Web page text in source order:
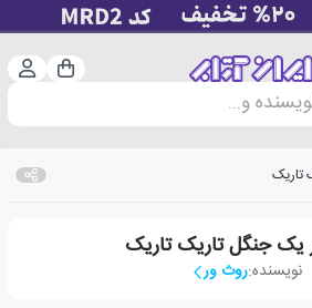
سبد
و...
تاریک
یک جنگل تاریک تاریک
نویسنده:روث ور